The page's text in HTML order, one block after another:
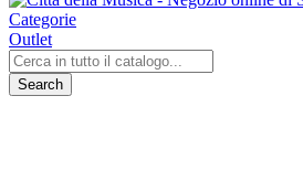
Categorie
Outlet
Search